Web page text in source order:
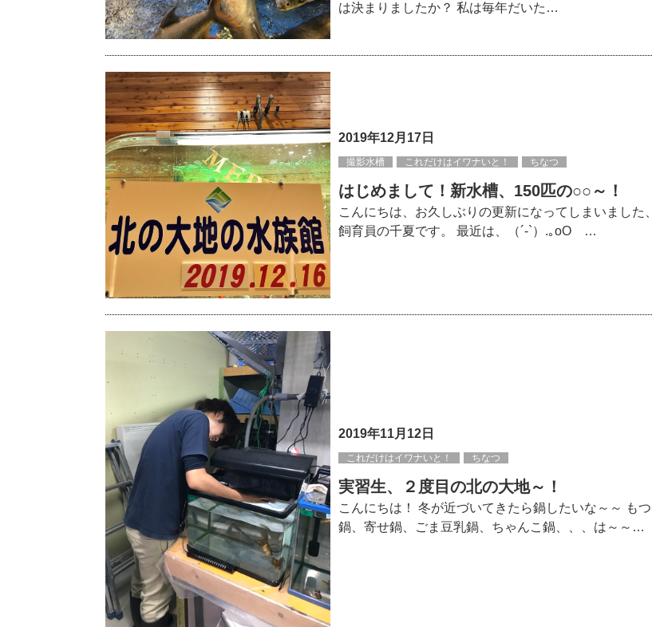
は決まりましたか？ 私は毎年だいた…
2019年12月17日
撮影水槽 これだけはイワナいと！ ちなつ
はじめまして！新水槽、150匹の○○～！
こんにちは、お久しぶりの更新になってしまいました、
飼育員の千夏です。 最近は、（´-`）.｡oO …
2019年11月12日
これだけはイワナいと！ ちなつ
実習生、２度目の北の大地～！
こんにちは！ 冬が近づいてきたら鍋したいな～～ もつ
鍋、寄せ鍋、ごま豆乳鍋、ちゃんこ鍋、、、は～～…